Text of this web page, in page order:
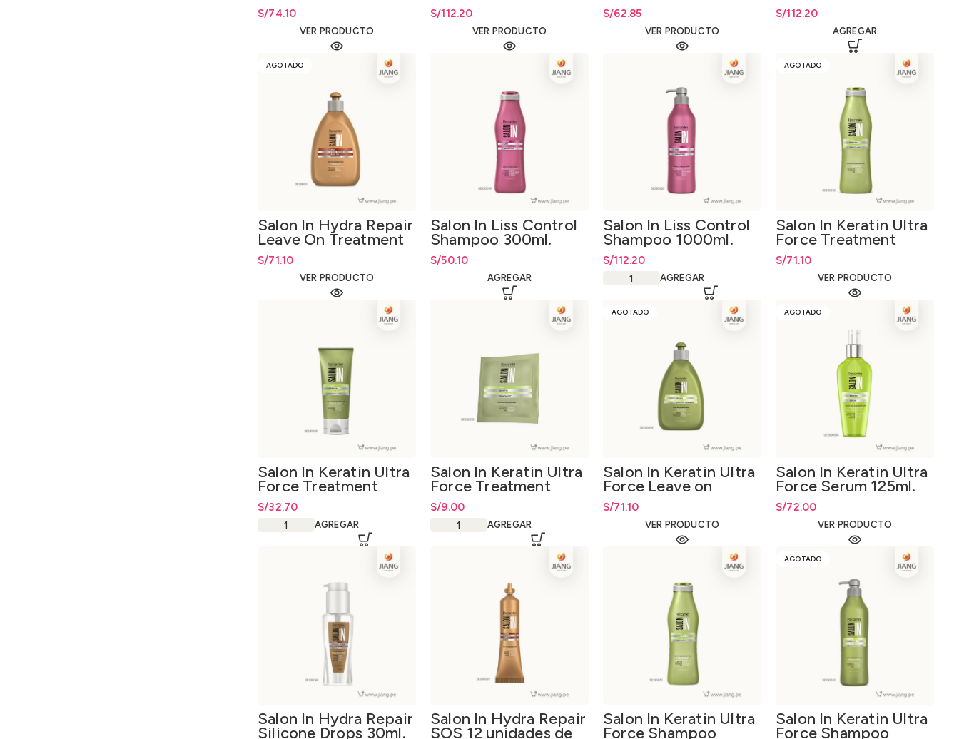
Shampoo 300ml
S/74.10
VER PRODUCTO
Shampoo 1000ml.
S/112.20
VER PRODUCTO
300ml.
S/62.85
VER PRODUCTO
1000ml.
S/112.20
AGREGAR
AGOTADO
Salon In Hydra Repair
Leave On Treatment
300ml.
S/71.10
VER PRODUCTO
Salon In Liss Control
Shampoo 300ml.
S/50.10
AGREGAR
Salon In Liss Control
Shampoo 1000ml.
S/112.20
AGREGAR
AGOTADO
Salon In Keratin Ultra
Force Treatment
300ml.
S/71.10
VER PRODUCTO
Salon In Keratin Ultra
Force Treatment
120gr.
S/32.70
AGREGAR
Salon In Keratin Ultra
Force Treatment
30gr.
S/9.00
AGREGAR
AGOTADO
Salon In Keratin Ultra
Force Leave on
Treatment 300ml.
S/71.10
VER PRODUCTO
AGOTADO
Salon In Keratin Ultra
Force Serum 125ml.
S/72.00
VER PRODUCTO
Salon In Hydra Repair
Silicone Drops 30ml.
Salon In Hydra Repair
SOS 12 unidades de
Salon In Keratin Ultra
Force Shampoo
AGOTADO
Salon In Keratin Ultra
Force Shampoo